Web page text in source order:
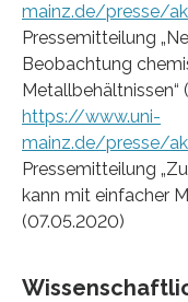
mainz.de/presse/
Pressemitteilung
Beobachtung
Metallbehältnissen“
https://www.uni-
mainz.de/presse/
Pressemitteilung
kann mit einfacher
(07.05.2020)